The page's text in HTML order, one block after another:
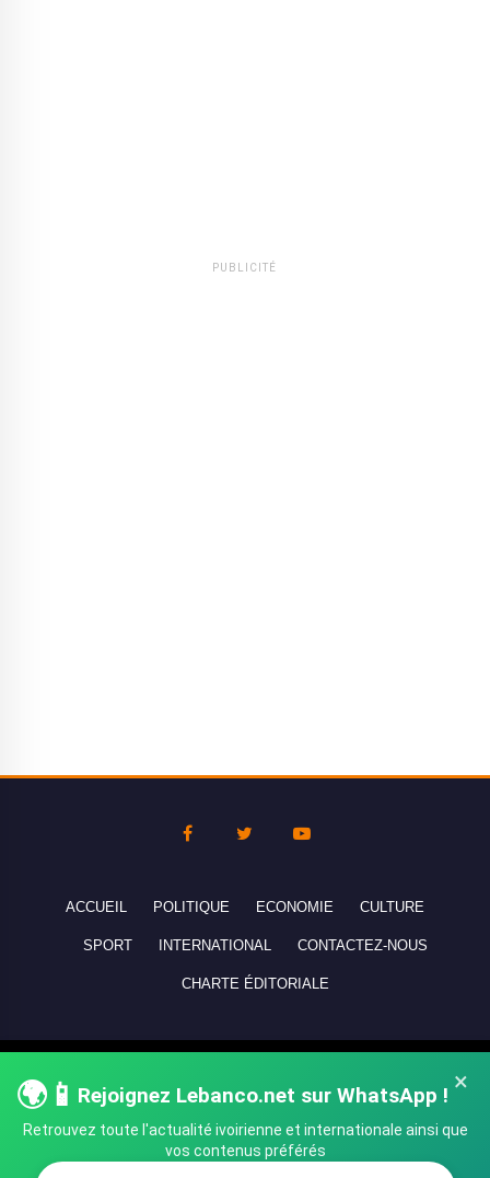
PUBLICITÉ
×
🌍📱 Rejoignez Lebanco.net sur WhatsApp !
Retrouvez toute l'actualité ivoirienne et internationale ainsi que
vos contenus préférés
ACCUEIL POLITIQUE ECONOMIE CULTURE
SPORT INTERNATIONAL CONTACTEZ-NOUS
CHARTE ÉDITORIALE
réservés - All rights reserved.